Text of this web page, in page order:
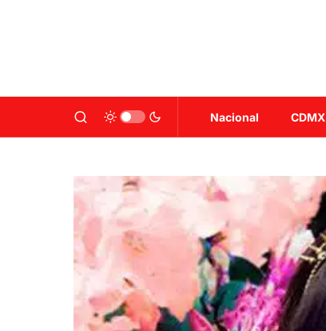
Nacional CDMX